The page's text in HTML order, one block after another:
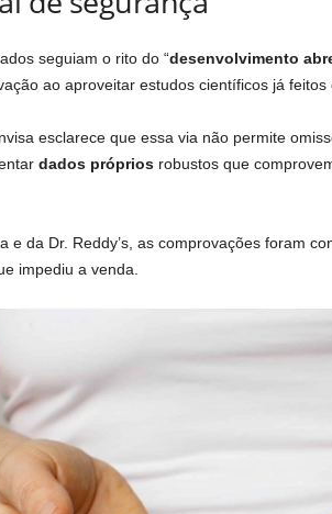
seguiam o rito do “desenvolvimento
ao aproveitar estudos científicos já feitos
esclarece que essa via não permite
dados própriosrobustos que
e da Dr. Reddy’s, as comprovações foram
impediu a venda.